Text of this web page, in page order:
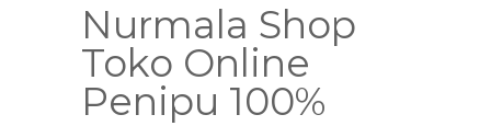
Nurmala Shop
Toko Online
Penipu 100%